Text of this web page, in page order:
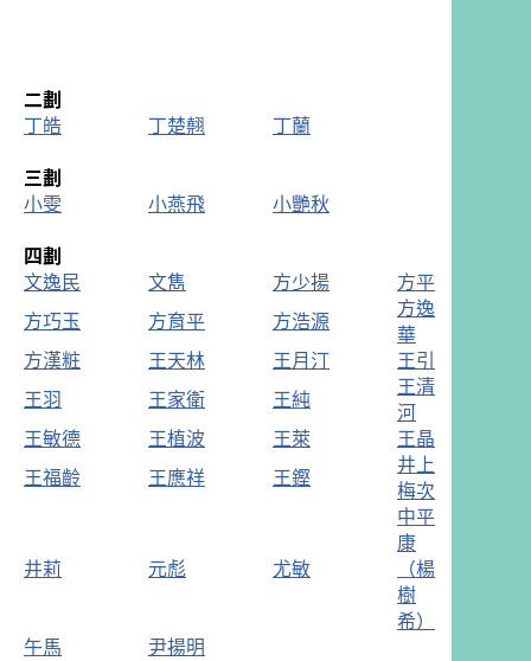
二劃
丁皓
丁楚翹
丁蘭
三劃
小雯
小燕飛
小艷秋
四劃
文逸民
文雋 方少揚
方平
方巧玉
方育平 方浩源
方逸
華
方漢粧
王天林 王月汀
王引
王羽
王家衛 王純
王清
河
王敏德
王植波 王萊
王晶
王福齡
王應祥 王鏗
井上
梅次
井莉 元彪 尤敏
中平
康
（楊
樹
希）
午馬
尹揚明